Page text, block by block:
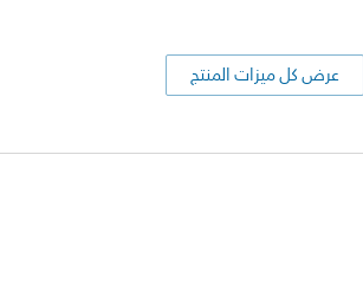
عرض كل ميزات المنتج